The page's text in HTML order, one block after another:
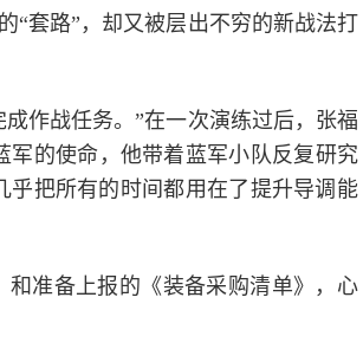
“套路”，却又被层出不穷的新战法打
作战任务。”在一次演练过后，张福
军的使命，他带着蓝军小队反复研究
把所有的时间都用在了提升导调能
准备上报的《装备采购清单》，心